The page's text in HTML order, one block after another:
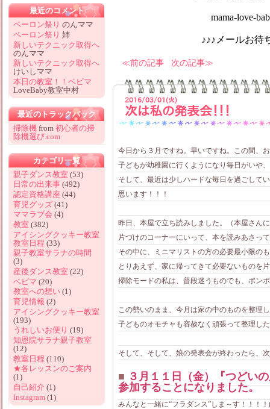
mama-love-
♪♪♪メールお待ちして
前の記事 次の記事
2016/03/01(火)
次は私の発表会！！！
今日から３月ですね。早いですね。この間、
子どもが幼稚園に行くようになり毎日がいや
そして、最近は少しハードな毎日を過ごして
思います！！！
昨日、本屋で立ち読みしました。（本屋さん
片づけのコーナーにいって、本を読みあさっ
その中に、ミニマリストの方の必要最小限の
とりあえず、家に帰ってきて必要ないものを
掃除モードの私は、普段迷うものでも、ポン
この勢いのまま、今月は家の中のものを整理
子どものオモチャも容赦なく頑張って整理し
そして、そして、娘の発表会が終わったら、
■ ３月１１日（金）『つどい
参加することになりました。
みんなと一緒に“フラダンス”しま～す！！！
最近のコメント
ペーロン祭り のんママ
ペーロン祭り 姉
新しいテクニック取得へ
のんママ
新しいテクニック取得へ
けいしママ
本日の教室！！ベビマ
LoveBaby教室中村
最近のトラックバック
掃除機 from 初心者の掃
除機選び.com
カテゴリ一覧
親子ダンス教室 (53)
日常の出来事 (492)
認定資格講座 (44)
育児グッズ (41)
ママラブ会 (4)
教室 (382)
アイシングクッキー教室
教室日程 (33)
親子教室サラナの時間
(3)
産後ダンス教室 (22)
ベビマ (20)
教室への想い (1)
育児情報 (2)
アイシングクッキー教室
(193)
うれしいお便り (19)
知恩院サラナ親子教室
(12)
教室日程 (110)
★各レッスンのご案内
(1)
自己紹介 (1)
Instagram (1)